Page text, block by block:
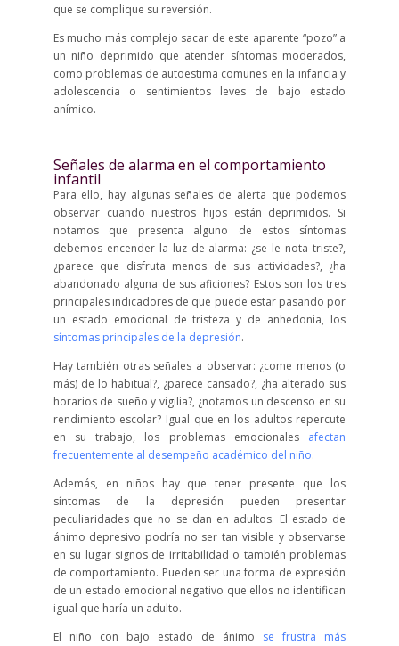
que se complique su reversión.
Es mucho más complejo sacar de este aparente “pozo” a
un niño deprimido que atender síntomas moderados,
como problemas de autoestima comunes en la infancia y
adolescencia o sentimientos leves de bajo estado
anímico.
Señales de alarma en el comportamiento
infantil
Para ello, hay algunas señales de alerta que podemos
observar cuando nuestros hijos están deprimidos. Si
notamos que presenta alguno de estos síntomas
debemos encender la luz de alarma: ¿se le nota triste?,
¿parece que disfruta menos de sus actividades?, ¿ha
abandonado alguna de sus aficiones? Estos son los tres
principales indicadores de que puede estar pasando por
un estado emocional de tristeza y de anhedonia, los
síntomas principales de la depresión.
Hay también otras señales a observar: ¿come menos (o
más) de lo habitual?, ¿parece cansado?, ¿ha alterado sus
horarios de sueño y vigilia?, ¿notamos un descenso en su
rendimiento escolar? Igual que en los adultos repercute
en su trabajo, los problemas emocionales afectan
frecuentemente al desempeño académico del niño.
Además, en niños hay que tener presente que los
síntomas de la depresión pueden presentar
peculiaridades que no se dan en adultos. El estado de
ánimo depresivo podría no ser tan visible y observarse
en su lugar signos de irritabilidad o también problemas
de comportamiento. Pueden ser una forma de expresión
de un estado emocional negativo que ellos no identifican
igual que haría un adulto.
El niño con bajo estado de ánimo se frustra más